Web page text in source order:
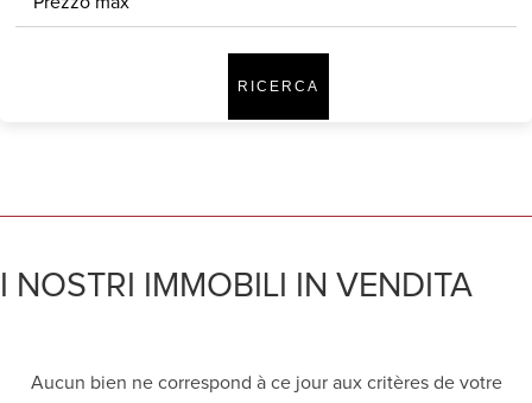
RICERCA
I NOSTRI IMMOBILI IN VENDITA
Aucun bien ne correspond à ce jour aux critères de votre